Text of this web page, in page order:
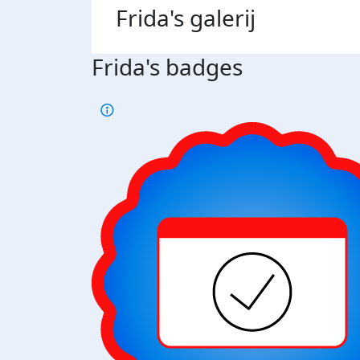
Frida's galerij
Frida's badges